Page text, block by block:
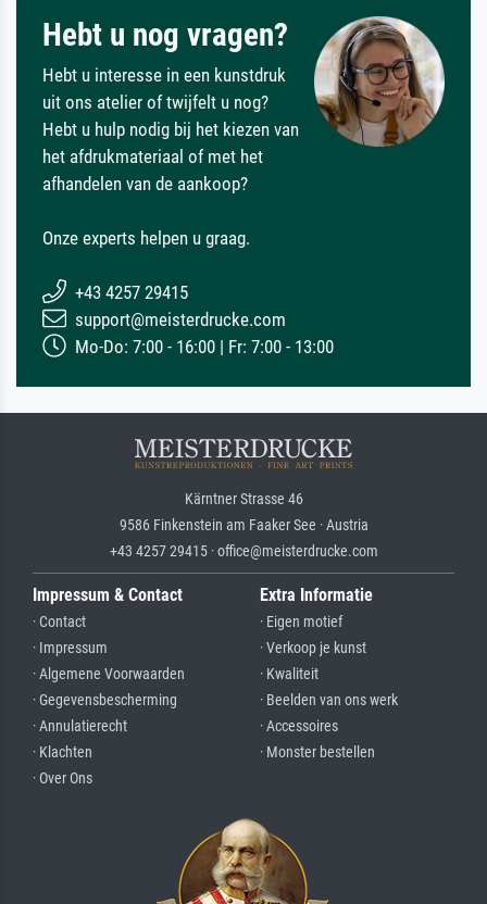
Hebt u nog vragen?
Hebt u interesse in een kunstdruk
uit ons atelier of twijfelt u nog?
Hebt u hulp nodig bij het kiezen van
het afdrukmateriaal of met het
afhandelen van de aankoop?
Onze experts helpen u graag.
+43 4257 29415
support@meisterdrucke.com
Mo-Do: 7:00 - 16:00 | Fr: 7:00 - 13:00
Kärntner Strasse 46
9586 Finkenstein am Faaker See · Austria
+43 4257 29415 · office@meisterdrucke.com
Impressum & Contact
· Contact
· Impressum
· Algemene Voorwaarden
· Gegevensbescherming
· Annulatierecht
· Klachten
· Over Ons
Extra Informatie
· Eigen motief
· Verkoop je kunst
· Kwaliteit
· Beelden van ons werk
· Accessoires
· Monster bestellen